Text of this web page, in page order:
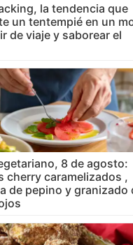
la tendencia que
un tentempié en un
de viaje y saborear el
8 de agosto:
cherry caramelizados ,
de pepino y granizado